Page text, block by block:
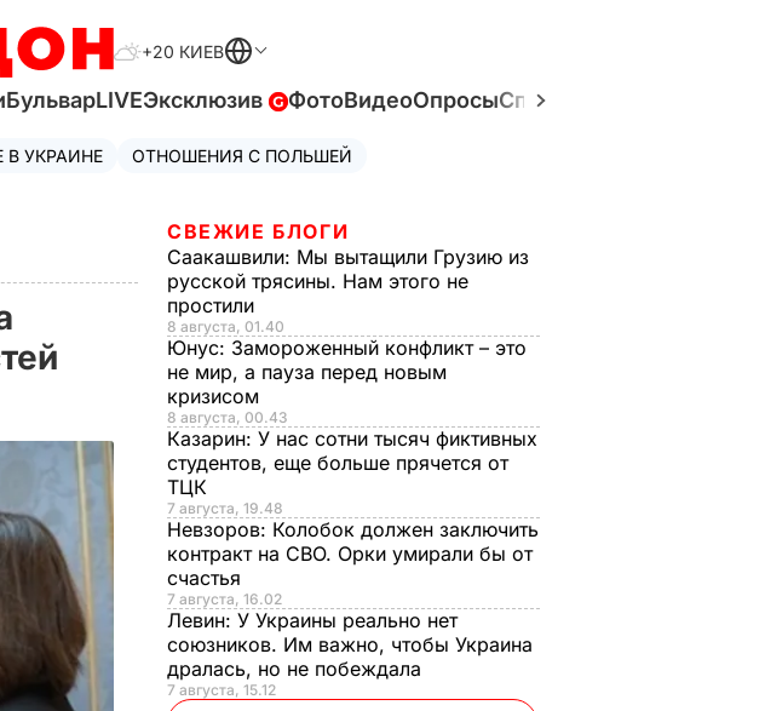
+20 КИЕВ
БульварLIVEЭксклюзив ФотоВидеоОпросыСпецпроекты
В УКРАИНЕ ОТНОШЕНИЯ С ПОЛЬШЕЙ
СВЕЖИЕ БЛОГИ
Саакашвили: Мы вытащили Грузию из
русской трясины. Нам этого не
простили
8 августа, 01.40
Юнус: Замороженный конфликт – это
не мир, а пауза перед новым
кризисом
8 августа, 00.43
Казарин: У нас сотни тысяч фиктивных
студентов, еще больше прячется от
ТЦК
7 августа, 19.48
Невзоров: Колобок должен заключить
контракт на СВО. Орки умирали бы от
счастья
7 августа, 16.02
Левин: У Украины реально нет
союзников. Им важно, чтобы Украина
дралась, но не побеждала
7 августа, 15.12